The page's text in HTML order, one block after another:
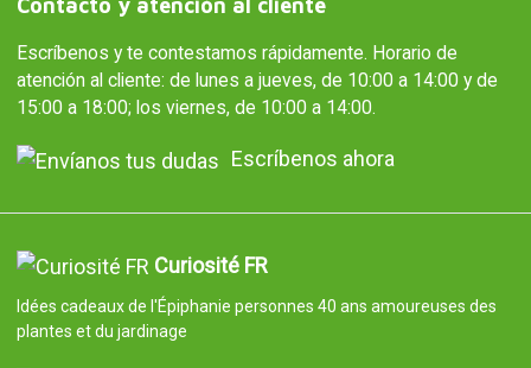
Contacto y atención al cliente
Escríbenos y te contestamos rápidamente. Horario de
atención al cliente: de lunes a jueves, de 10:00 a 14:00 y de
15:00 a 18:00; los viernes, de 10:00 a 14:00.
Escríbenos ahora
Curiosité FR
Idées cadeaux de l'Épiphanie personnes 40 ans amoureuses des
plantes et du jardinage